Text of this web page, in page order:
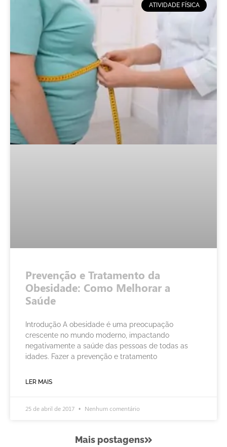
ATIVIDADE FÍSICA
Prevenção e Tratamento da
Obesidade: Como Melhorar a
Saúde
Introdução A obesidade é uma preocupação
crescente no mundo moderno, impactando
negativamente a saúde das pessoas de todas as
idades. Fazer a prevenção e tratamento
LER MAIS
25 de abril de 2017 Nenhum comentário
Mais postagens